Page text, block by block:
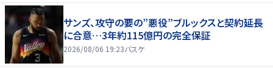
サンズ、攻守の要の”悪役”ブルックスと契約延長
に合意…3年約115億円の完全保証
2026/08/06 19:23バスケ